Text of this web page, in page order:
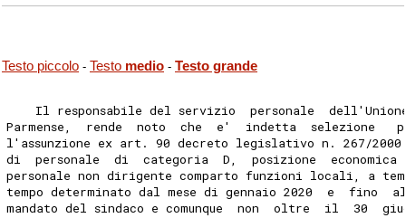
Testo piccolo - Testo medio - Testo grande
Il responsabile del servizio  personale
Parmense,  rende  noto  che  e'  indetta  selezione
l'assunzione ex art. 90 decreto legislativo n. 267/
di  personale  di  categoria  D,  posizione  economica
personale non dirigente comparto funzioni locali, a
tempo determinato dal mese di gennaio 2020  e  fino
mandato del sindaco e comunque  non  oltre  il  30